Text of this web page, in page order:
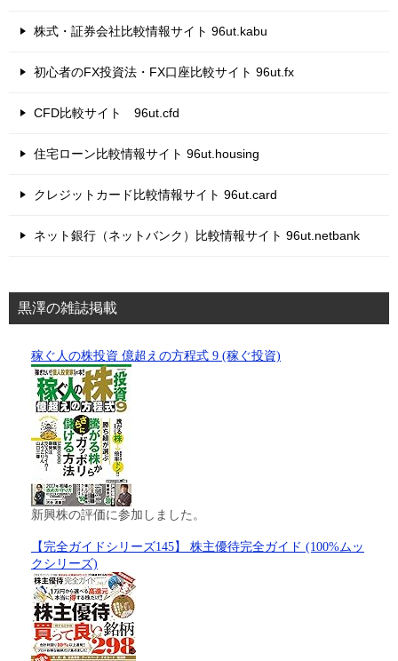
株式・証券会社比較情報サイト 96ut.kabu
初心者のFX投資法・FX口座比較サイト 96ut.fx
CFD比較サイト 96ut.cfd
住宅ローン比較情報サイト 96ut.housing
クレジットカード比較情報サイト 96ut.card
ネット銀行（ネットバンク）比較情報サイト 96ut.netbank
黒澤の雑誌掲載
稼ぐ人の株投資 億超えの方程式 9 (稼ぐ投資)
新興株の評価に参加しました。
【完全ガイドシリーズ145】 株主優待完全ガイド (100%ムッ
クシリーズ)